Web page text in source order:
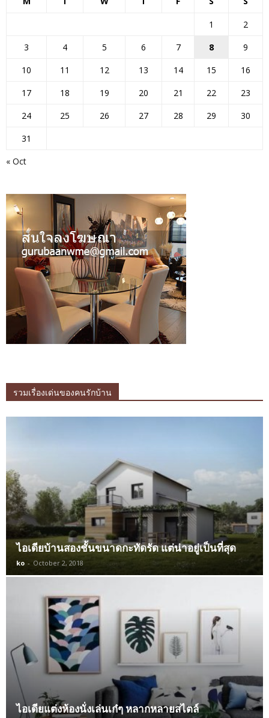
« Oct
1
2
3
4 5 6 7 8
9
10
11 12 13 14 15
16
17
18 19 20 21 22
23
24
25 26 27 28 29
30
31
รวมเรื่องเด่นของคนรักบ้าน
ไอเดียบ้านสองชั้นขนาดกะทัดรัด แต่น่าอยู่เป็นที่สุด
ko - October 2, 2018
ไอเดียแต่งห้องนั่งเล่นเก๋ๆ หลากหลายสไตล์